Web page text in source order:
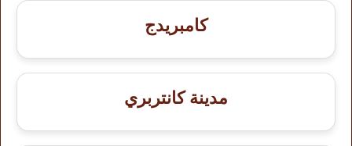
كامبريدج
مدينة كانتربري